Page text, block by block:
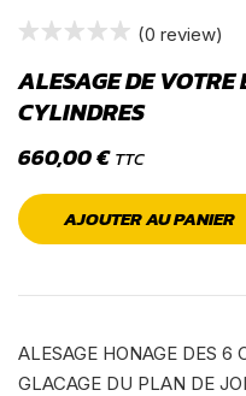
(0 review)
ALESAGE DE
CYLINDRES
660,00€ TTC
AJOUTER AU PANIER
ALESAGE HONAGE DES 6
GLACAGE DU PLAN DE